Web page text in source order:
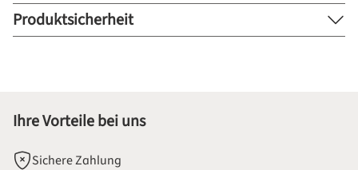
Produktsicherheit
Ihre Vorteile bei uns
Sichere Zahlung